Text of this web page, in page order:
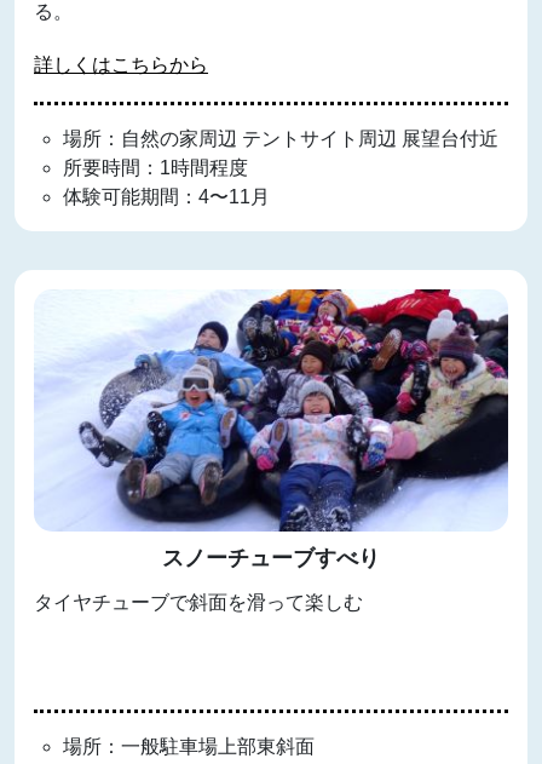
る。
詳しくはこちらから
場所：自然の家周辺 テントサイト周辺 展望台付近
所要時間：1時間程度
体験可能期間：4〜11月
スノーチューブすべり
タイヤチューブで斜面を滑って楽しむ
場所：一般駐車場上部東斜面